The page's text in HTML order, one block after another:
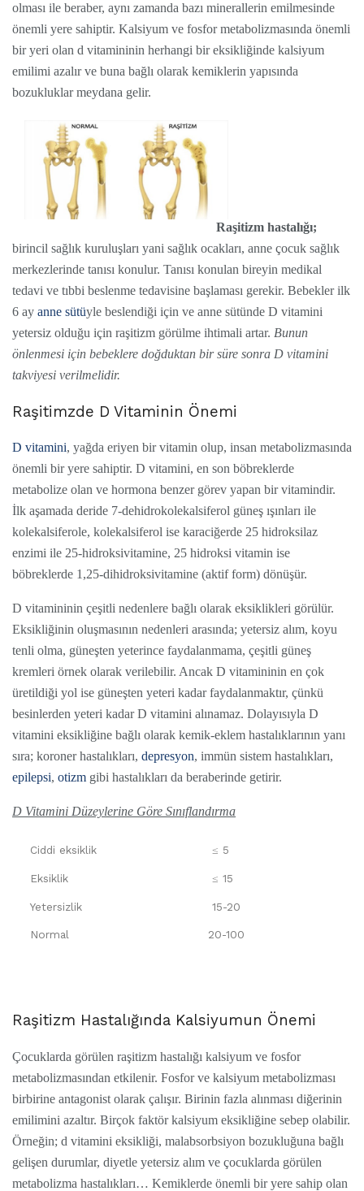
olması ile beraber, aynı zamanda bazı minerallerin emilmesinde
önemli yere sahiptir. Kalsiyum ve fosfor metabolizmasında önemli
bir yeri olan d vitamininin herhangi bir eksikliğinde kalsiyum
emilimi azalır ve buna bağlı olarak kemiklerin yapısında
bozukluklar meydana gelir.
Raşitizm hastalığı;
birincil sağlık kuruluşları yani sağlık ocakları, anne çocuk sağlık
merkezlerinde tanısı konulur. Tanısı konulan bireyin medikal
tedavi ve tıbbi beslenme tedavisine başlaması gerekir. Bebekler ilk
6 ay anne sütüyle beslendiği için ve anne sütünde D vitamini
yetersiz olduğu için raşitizm görülme ihtimali artar. Bunun
önlenmesi için bebeklere doğduktan bir süre sonra D vitamini
takviyesi verilmelidir.
Raşitimzde D Vitaminin Önemi
D vitamini, yağda eriyen bir vitamin olup, insan metabolizmasında
önemli bir yere sahiptir. D vitamini, en son böbreklerde
metabolize olan ve hormona benzer görev yapan bir vitamindir.
İlk aşamada deride 7-dehidrokolekalsiferol güneş ışınları ile
kolekalsiferole, kolekalsiferol ise karaciğerde 25 hidroksilaz
enzimi ile 25-hidroksivitamine, 25 hidroksi vitamin ise
böbreklerde 1,25-dihidroksivitamine (aktif form) dönüşür.
D vitamininin çeşitli nedenlere bağlı olarak eksiklikleri görülür.
Eksikliğinin oluşmasının nedenleri arasında; yetersiz alım, koyu
tenli olma, güneşten yeterince faydalanmama, çeşitli güneş
kremleri örnek olarak verilebilir. Ancak D vitamininin en çok
üretildiği yol ise güneşten yeteri kadar faydalanmaktır, çünkü
besinlerden yeteri kadar D vitamini alınamaz. Dolayısıyla D
vitamini eksikliğine bağlı olarak kemik-eklem hastalıklarının yanı
sıra; koroner hastalıkları, depresyon, immün sistem hastalıkları,
epilepsi, otizm gibi hastalıkları da beraberinde getirir.
D Vitamini Düzeylerine Göre Sınıflandırma
Ciddi eksiklik ≤ 5
Eksiklik ≤ 15
Yetersizlik 15-20
Normal 20-100
Raşitizm Hastalığında Kalsiyumun Önemi
Çocuklarda görülen raşitizm hastalığı kalsiyum ve fosfor
metabolizmasından etkilenir. Fosfor ve kalsiyum metabolizması
birbirine antagonist olarak çalışır. Birinin fazla alınması diğerinin
emilimini azaltır. Birçok faktör kalsiyum eksikliğine sebep olabilir.
Örneğin; d vitamini eksikliği, malabsorbsiyon bozukluğuna bağlı
gelişen durumlar, diyetle yetersiz alım ve çocuklarda görülen
metabolizma hastalıkları… Kemiklerde önemli bir yere sahip olan